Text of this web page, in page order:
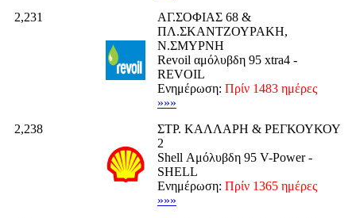
2,231
ΑΓ.ΣΟΦΙΑΣ 68 &
ΠΛ.ΣΚΑΝΤΖΟΥΡΑΚΗ,
Ν.ΣΜΥΡΝΗ
Revoil αμόλυβδη 95 xtra4 -
REVOIL
Ενημέρωση: Πρίν 1483 ημέρες
»»»
2,238
ΣΤΡ. ΚΑΛΛΑΡΗ & ΡΕΓΚΟΥΚΟΥ
2
Shell Αμόλυβδη 95 V-Power -
SHELL
Ενημέρωση: Πρίν 1365 ημέρες
»»»